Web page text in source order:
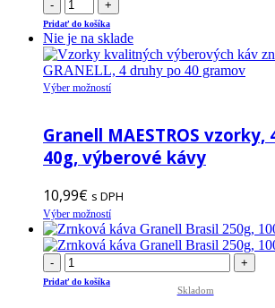
- +
Pridať do košíka
Nie je na sklade
Výber možnostíTento
viacero
variantov.
Možnosti
môžete
vybrať
na
stránke
Granell MAESTROS vzorky,
40g, výberové kávy
10,99€ s DPH
Výber možnostíTento
produkt
má
variantov.
- +
Pridať do košíka
Skladom